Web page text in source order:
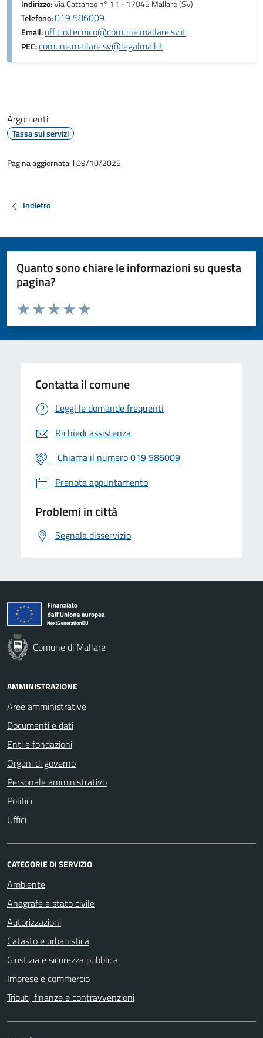
Indirizzo:Via Cattaneo n° 11 - 17045 Mallare (SV)
Telefono:019 586009
Email:ufficio.tecnico@comune.mallare.sv.it
PEC:comune.mallare.sv@legalmail.it
Argomenti:
Tassa sui servizi
Pagina aggiornata il 09/10/2025
Indietro
Quanto sono chiare le informazioni su questa
pagina?
Valuta da 1 a 5 stelle la pagina
Valuta 5 stelle su 5
Valuta 4 stelle su 5
Valuta 3 stelle su 5
Valuta 2 stelle su 5
Valuta 1 stelle su 5
Contatta il comune
Leggi le domande frequenti
Richiedi assistenza
Chiama il numero 019 586009
Prenota appuntamento
Problemi in città
Segnala disservizio
Comune di Mallare
AMMINISTRAZIONE
Aree amministrative
Documenti e dati
Enti e fondazioni
Organi di governo
Personale amministrativo
Politici
Uffici
CATEGORIE DI SERVIZIO
Ambiente
Anagrafe e stato civile
Autorizzazioni
Catasto e urbanistica
Giustizia e sicurezza pubblica
Imprese e commercio
Tributi, finanze e contravvenzioni